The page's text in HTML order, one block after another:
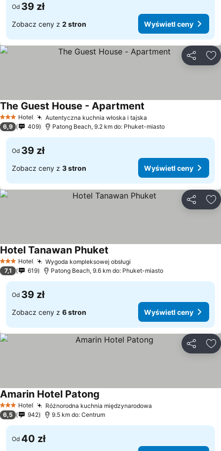
Od 39 zł
Zobacz ceny z 2 stron Wyświetl ceny
3 Kategoria
Hotel Autentyczna kuchnia włoska i tajska
The Guest House - Apartment
6,9 409 Patong Beach, 9.2 km do: Phuket-miasto
Od 39 zł
Zobacz ceny z 3 stron Wyświetl ceny
3 Kategoria
Hotel Wygoda kompleksowej obsługi
Hotel Tanawan Phuket
7,1 619 Patong Beach, 9.6 km do: Phuket-miasto
Od 39 zł
Zobacz ceny z 6 stron Wyświetl ceny
3 Kategoria
Hotel Różnorodna kuchnia międzynarodowa
Amarin Hotel Patong
6,5 942 9.5 km do: Centrum
Od 40 zł